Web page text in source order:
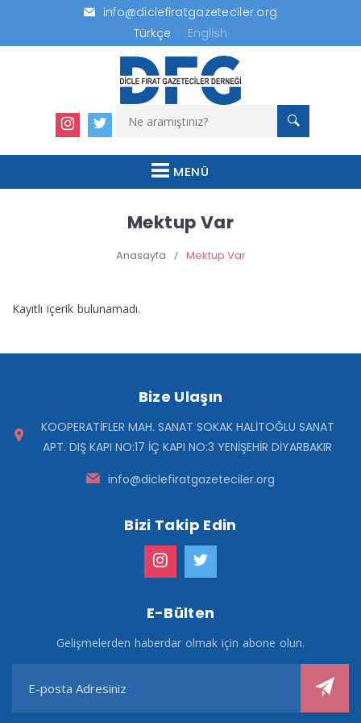
info@diclefiratgazeteciler.org
Türkçe
English
MENÜ
Mektup Var
Anasayfa / Mektup Var
Kayıtlı içerik bulunamadı.
Bize Ulaşın
KOOPERATİFLER MAH. SANAT SOKAK HALİTOĞLU SANAT
APT. DIŞ KAPI NO:17 İÇ KAPI NO:3 YENİŞEHİR DİYARBAKIR
info@diclefiratgazeteciler.org
Bizi Takip Edin
E-Bülten
Gelişmelerden haberdar olmak için abone olun.